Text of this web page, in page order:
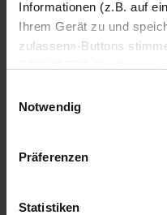
Informationen (z.B. auf
Ihrem Gerät zu und
zulassen»-Buttons
«Cookie-Einstellungen
Einstellungen werden
keinen Einfluss auf die
erhalten Sie in unserer
Notwendig
Präferenzen
Statistiken